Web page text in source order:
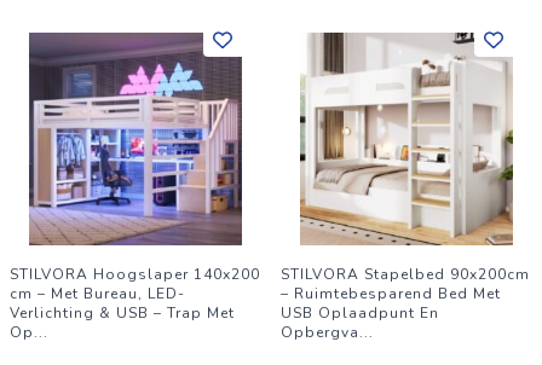
STILVORA Hoogslaper 140x200
cm – Met Bureau, LED-
Verlichting & USB – Trap Met
Op...
STILVORA Stapelbed 90x200cm
– Ruimtebesparend Bed Met
USB Oplaadpunt En
Opbergva...